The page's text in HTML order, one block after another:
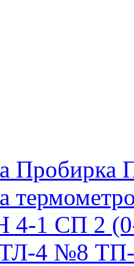
Пробирка
4-1 СП 2
4 №8 ТП-